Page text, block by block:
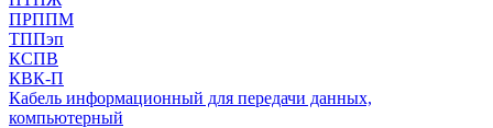
ПРППМ
ТППэп
КСПВ
КВК-П
Кабель информационный для передачи данных,
компьютерный